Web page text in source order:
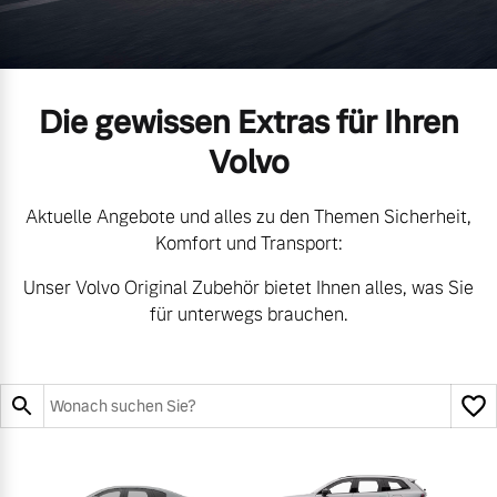
Geschäftskunden
Editionsmodelle
Aktuelle Zubehörangebote
Zubehörkatalog
Aktuelle Serviceangebote
Vielzahl von Original
Die gewissen Extras für Ihren
Volvo
Aktuelle Angebote und alles zu den Themen Sicherheit,
Komfort und Transport:
Unser Volvo Original Zubehör bietet Ihnen alles, was Sie
für unterwegs brauchen.